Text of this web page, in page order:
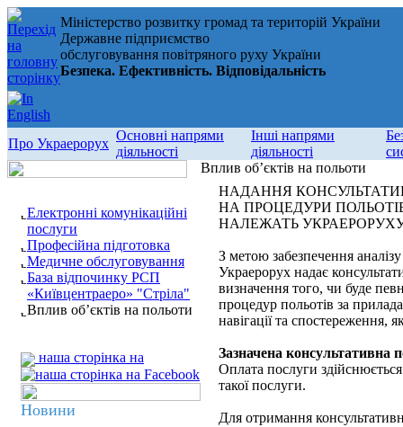
Міністерство розвитку громад та територій України
Державне підприємство
обслуговування повітряного руху України
Безпека. Ефективність. Відповідальність
Про Украерорух
Основні напрями
діяльності
Інші напрями
діяльності
Електронні комунікаційні
послуги
Професійна підготовка
Медичне обслуговування
База відпочинку РСП
«Київцентраеро» "Стріла"
Вплив об’єктів на польоти
наша сторінка на
Новини
Вплив об’єктів на польоти
НАДАННЯ
НА ПРОЦЕДУРИ
НАЛЕЖАТЬ
З метою забезпечення
Украерорух надає
визначення того, чи буде
процедур польотів за
навігації та спостереження,
Зазначена консультативна
Оплата послуги
такої послуги.
Для отримання